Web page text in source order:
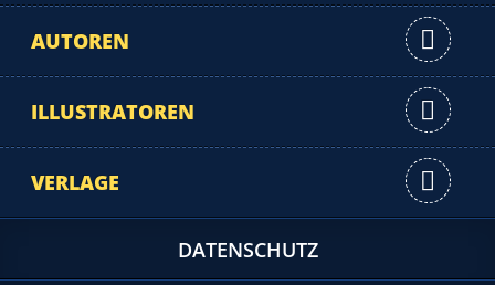
AUTOREN
ILLUSTRATOREN
VERLAGE
DATENSCHUTZ